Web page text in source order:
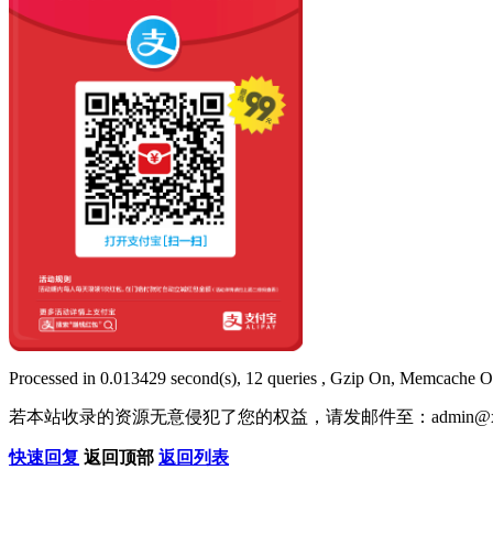
Processed in 0.013429 second(s), 12 queries , Gzip On, Memcache
若本站收录的资源无意侵犯了您的权益，请发邮件至：
快速回复 返回顶部 返回列表